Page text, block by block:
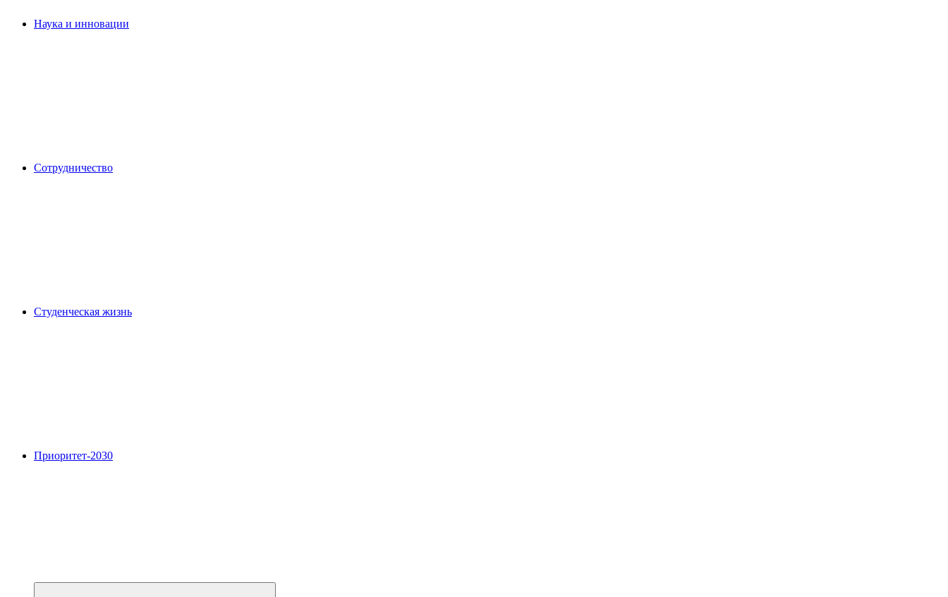
Наука и инновации
Сотрудничество
Студенческая жизнь
Приоритет-2030